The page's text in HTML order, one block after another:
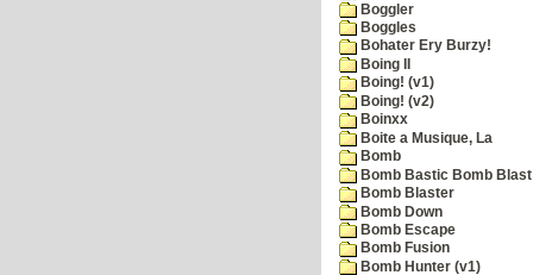
Boggler
Boggles
Bohater Ery Burzy!
Boing II
Boing! (v1)
Boing! (v2)
Boinxx
Boite a Musique, La
Bomb
Bomb Bastic Bomb
Bomb Blaster
Bomb Down
Bomb Escape
Bomb Fusion
Bomb Hunter (v1)